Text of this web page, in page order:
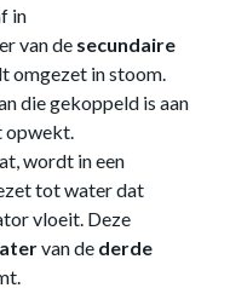
in
van de secundaire
omgezet in stoom.
die gekoppeld is aan
opwekt.
wordt in een
tot water dat
vloeit. Deze
van de derde